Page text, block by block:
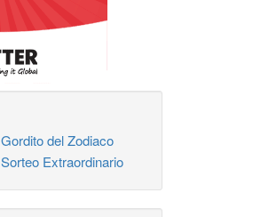
Gordito del Zodiaco
Sorteo Extraordinario